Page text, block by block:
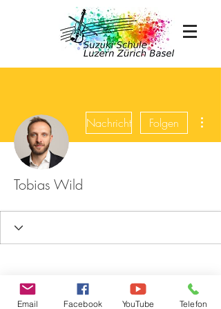
Nachricht Folgen
Tobias Wild
Email Facebook YouTube Telefon